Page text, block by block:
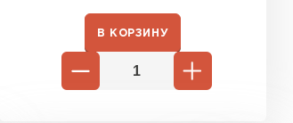
В КОРЗИНУ